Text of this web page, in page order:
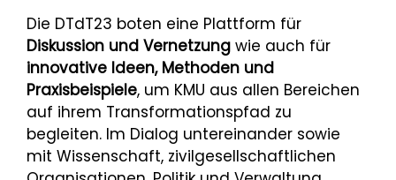
Die DTdT23 boten eine Plattform für
Diskussion und Vernetzung wie auch für
innovative Ideen, Methoden und
Praxisbeispiele, um KMU aus allen Bereichen
auf ihrem Transformationspfad zu
begleiten. Im Dialog untereinander sowie
mit Wissenschaft, zivilgesellschaftlichen